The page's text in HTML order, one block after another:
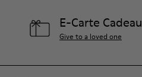
E-Carte Cadeau
Give to a loved one